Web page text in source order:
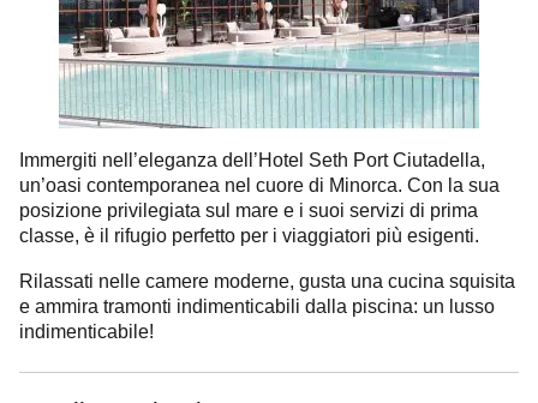
Immergiti nell’eleganza dell’Hotel Seth Port Ciutadella,
un’oasi contemporanea nel cuore di Minorca. Con la sua
posizione privilegiata sul mare e i suoi servizi di prima
classe, è il rifugio perfetto per i viaggiatori più esigenti.
Rilassati nelle camere moderne, gusta una cucina squisita
e ammira tramonti indimenticabili dalla piscina: un lusso
indimenticabile!